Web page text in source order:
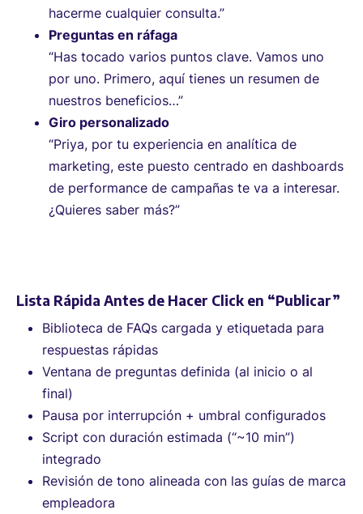
hacerme cualquier consulta.”
Preguntas en ráfaga
“Has tocado varios puntos clave. Vamos uno
por uno. Primero, aquí tienes un resumen de
nuestros beneficios…”
Giro personalizado
“Priya, por tu experiencia en analítica de
marketing, este puesto centrado en dashboards
de performance de campañas te va a interesar.
¿Quieres saber más?”
Lista Rápida Antes de Hacer Click en “Publicar”
Biblioteca de FAQs cargada y etiquetada para
respuestas rápidas
Ventana de preguntas definida (al inicio o al
final)
Pausa por interrupción + umbral configurados
Script con duración estimada (“~10 min”)
integrado
Revisión de tono alineada con las guías de marca
empleadora